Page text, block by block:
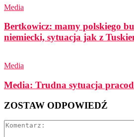
Media
Bertkowicz: mamy polskiego
niemiecki, sytuacja jak z
Media
Media: Trudna sytuacja
ZOSTAW ODPOWIEDŹ